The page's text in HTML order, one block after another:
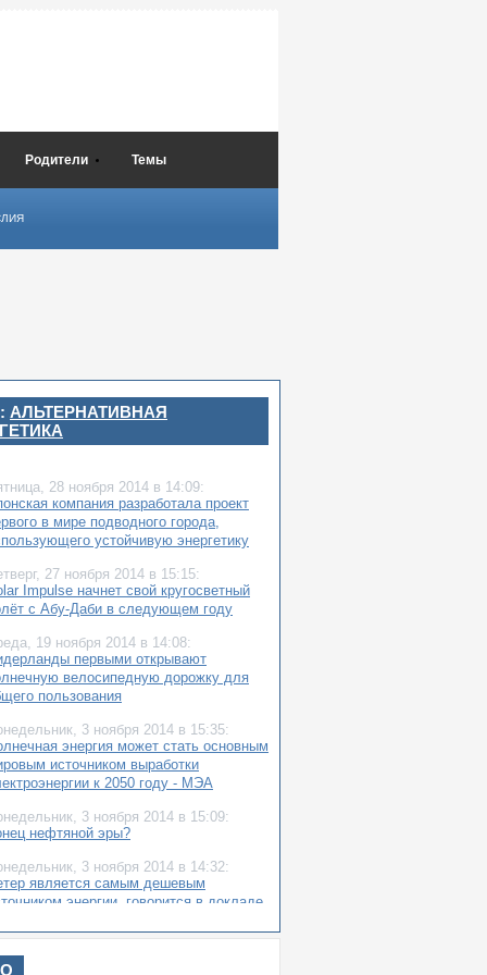
Родители Темы
АЛЬТЕРНАТИВНАЯ
28 ноября 2014 в 14:09:
компания разработала проект
в мире подводного города,
устойчивую энергетику
27 ноября 2014 в 15:15:
Impulse начнет свой кругосветный
с Абу-Даби в следующем году
19 ноября 2014 в 14:08:
первыми открывают
велосипедную дорожку для
пользования
3 ноября 2014 в 15:35:
энергия может стать основным
источником выработки
к 2050 году - МЭА
3 ноября 2014 в 15:09:
нефтяной эры?
3 ноября 2014 в 14:32:
является самым дешевым
энергии, говорится в докладе
телекоммуникационный гигант